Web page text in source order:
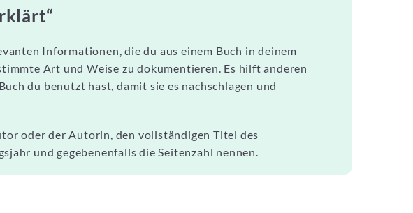
Informationen, die du aus einem Buch in deinem
Art und Weise zu dokumentieren. Es hilft anderen
du benutzt hast, damit sie es nachschlagen und
oder der Autorin, den vollständigen Titel des
und gegebenenfalls die Seitenzahl nennen.